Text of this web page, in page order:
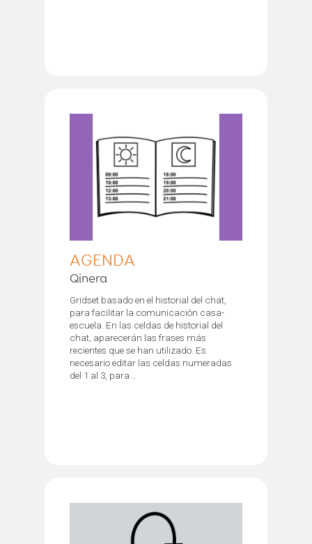
AGENDA
Qinera
Gridset basado en el historial del chat,
para facilitar la comunicación casa-
escuela. En las celdas de historial del
chat, aparecerán las frases más
recientes que se han utilizado. Es
necesario editar las celdas numeradas
del 1 al 3, para...